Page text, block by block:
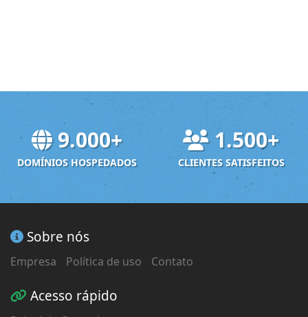
9.000+
DOMÍNIOS HOSPEDADOS
1.500+
CLIENTES SATISFEITOS
Sobre nós
Empresa Política de uso Contato
Acesso rápido